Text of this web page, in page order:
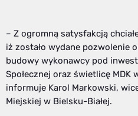
– Z ogromną satysfakcją
iż zostało wydane pozwolenie
budowy wykonawcy pod
Społecznej oraz świetlicę MDK
informuje Karol Markowski,
Miejskiej w Bielsku-Białej.